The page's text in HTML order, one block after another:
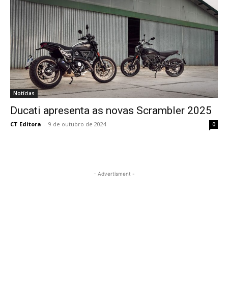
Notícias
Ducati apresenta as novas Scrambler 2025
CT Editora - 9 de outubro de 2024 0
- Advertisment -